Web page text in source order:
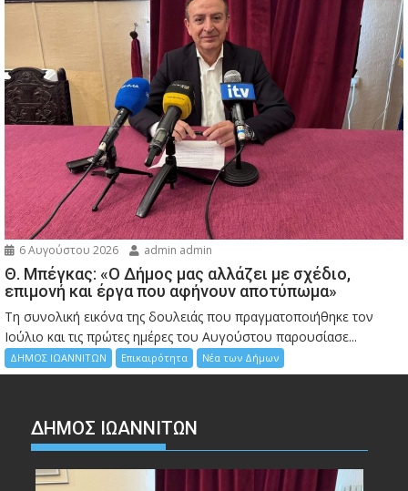
6 Αυγούστου 2026 admin admin
Θ. Μπέγκας: «Ο Δήμος μας αλλάζει με σχέδιο,
επιμονή και έργα που αφήνουν αποτύπωμα»
Τη συνολική εικόνα της δουλειάς που πραγματοποιήθηκε τον
Ιούλιο και τις πρώτες ημέρες του Αυγούστου παρουσίασε...
ΔΗΜΟΣ ΙΩΑΝΝΙΤΩΝ Επικαιρότητα Νέα των Δήμων
ΔΗΜΟΣ ΙΩΑΝΝΙΤΩΝ